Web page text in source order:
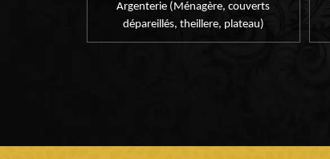
Argenterie (Ménagère, couverts
dépareillés, theillere, plateau)